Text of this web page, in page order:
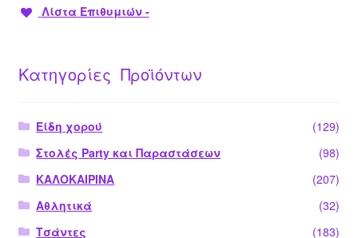
Λίστα Επιθυμιών -
Κατηγορίες Προϊόντων
Είδη χορού
(129)
Στολές Party και Παραστάσεων
(98)
ΚΑΛΟΚΑΙΡΙΝΑ
(207)
Αθλητικά
(32)
Τσάντες
(183)